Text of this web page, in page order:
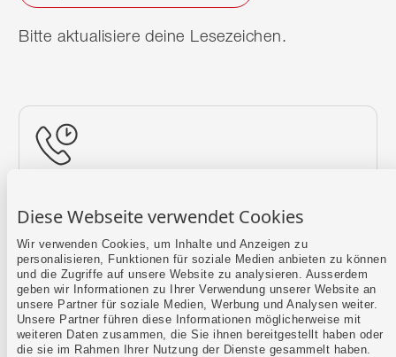
Diese Webseite verwendet Cookies
Wir verwenden Cookies, um Inhalte und Anzeigen zu
personalisieren, Funktionen für soziale Medien anbieten zu können
und die Zugriffe auf unsere Website zu analysieren. Ausserdem
geben wir Informationen zu Ihrer Verwendung unserer Website an
unsere Partner für soziale Medien, Werbung und Analysen weiter.
Unsere Partner führen diese Informationen möglicherweise mit
weiteren Daten zusammen, die Sie ihnen bereitgestellt haben oder
die sie im Rahmen Ihrer Nutzung der Dienste gesammelt haben.
Bitte aktualisiere deine Lesezeichen.
Mehr erfahren